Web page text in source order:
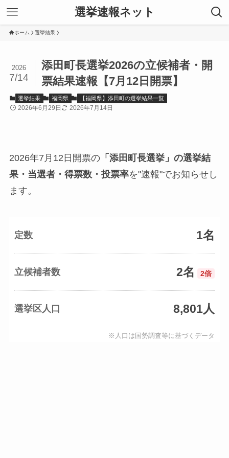
選挙速報ネット
ホーム 選挙結果
添田町長選挙2026の立候補者・開
票結果速報【7月12日開票】
2026
7/14
選挙結果 福岡県 【福岡県】添田町の選挙結果一覧
2026年6月29日 2026年7月14日
2026年7月12日開票の「添田町長選挙」の選挙結
果・当選者・得票数・投票率を"速報"でお知らせし
ます。
定数 1名
立候補者数 2名 2倍
選挙区人口 8,801人
※人口は国勢調査等に基づくデータ